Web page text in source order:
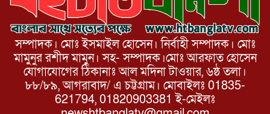
সম্পাদক। মোঃ ইসমাইল হোসেন। নির্বাহী সম্পাদক। মোঃ
মামুনুর রশীদ মামুন। সহ- সম্পাদক।মোঃ আরফাত হোসেন
যোগাযোগের ঠিকানাঃ আল মদিনা টাওয়ার, ৬ষ্ঠ তলা।
৮৮/৮৯, আগরাবাদ/ এ চট্টগ্রাম। মোবাইলঃ 01835-
621794, 01820903381 ই-মেইলঃ